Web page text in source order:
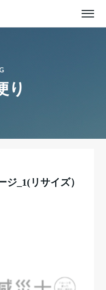
り
ジ_1(リサイズ）